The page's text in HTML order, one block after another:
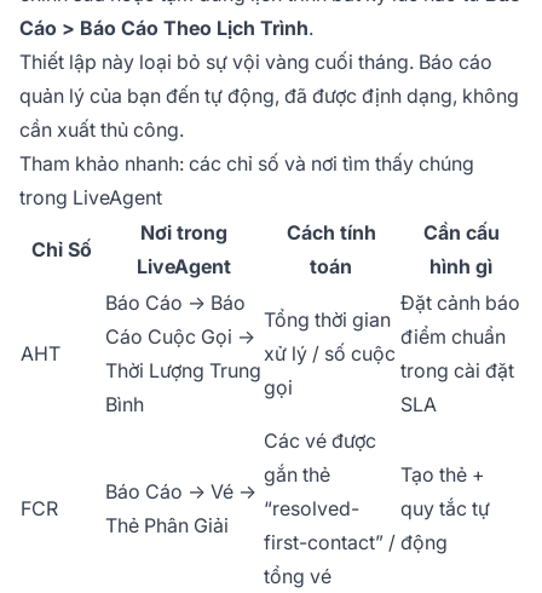
Cáo > Báo Cáo Theo Lịch Trình.
Thiết lập này loại bỏ sự vội vàng cuối tháng. Báo cáo
quản lý của bạn đến tự động, đã được định dạng, không
cần xuất thủ công.
Tham khảo nhanh: các chỉ số và nơi tìm thấy chúng
trong LiveAgent
Chỉ Số
Nơi trong
LiveAgent
Cách tính
toán
Cần cấu
hình gì
AHT
Báo Cáo → Báo
Cáo Cuộc Gọi →
Thời Lượng Trung
Bình
Tổng thời gian
xử lý / số cuộc
gọi
Đặt cảnh báo
điểm chuẩn
trong cài đặt
SLA
FCR
Báo Cáo → Vé →
Thẻ Phân Giải
Các vé được
gắn thẻ
“resolved-
first-contact” /
tổng vé
Tạo thẻ +
quy tắc tự
động